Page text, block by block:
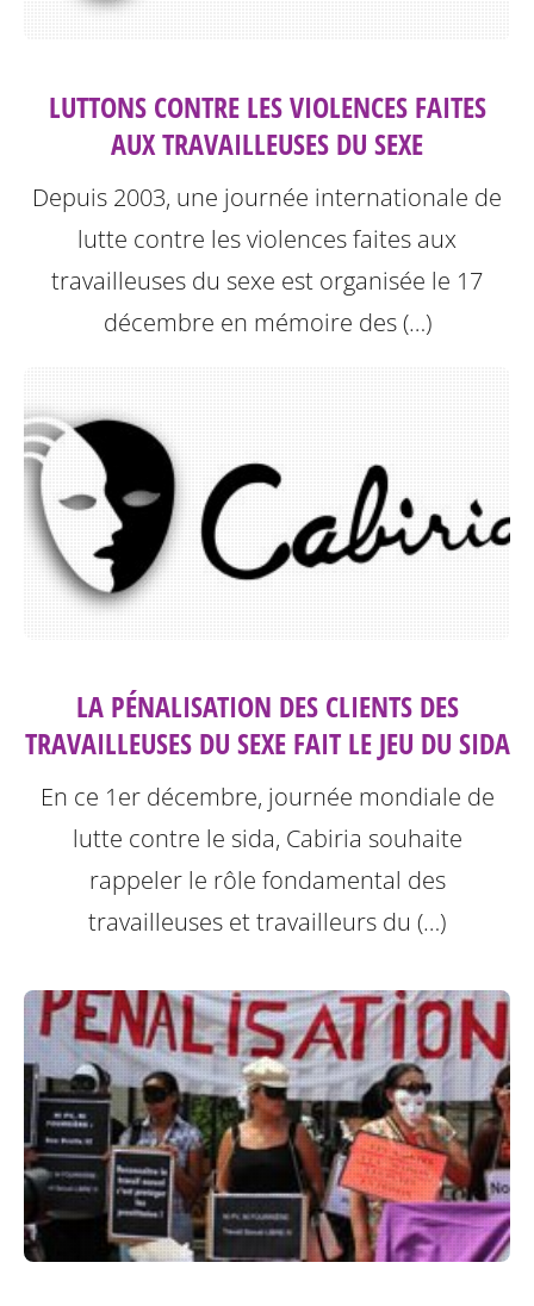
LUTTONS CONTRE LES VIOLENCES FAITES
AUX TRAVAILLEUSES DU SEXE
Depuis 2003, une journée internationale de
lutte contre les violences faites aux
travailleuses du sexe est organisée le 17
décembre en mémoire des (…)
LA PÉNALISATION DES CLIENTS DES
TRAVAILLEUSES DU SEXE FAIT LE JEU DU SIDA
En ce 1er décembre, journée mondiale de
lutte contre le sida, Cabiria souhaite
rappeler le rôle fondamental des
travailleuses et travailleurs du (…)